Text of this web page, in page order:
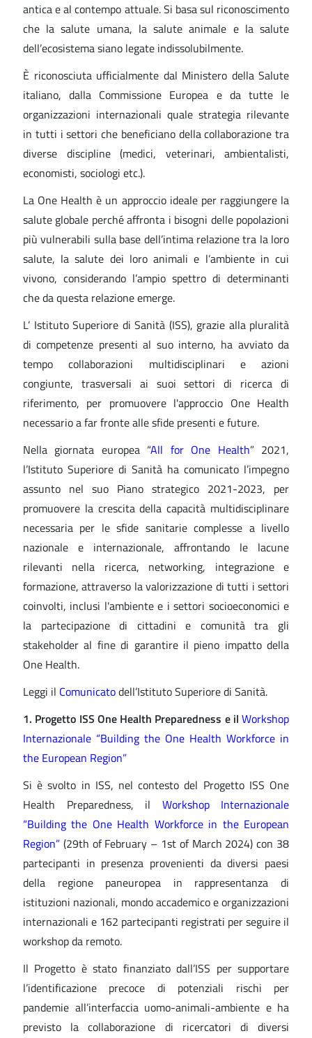
antica e al contempo attuale. Si basa sul riconoscimento
che la salute umana, la salute animale e la salute
dell’ecosistema siano legate indissolubilmente.
È riconosciuta ufficialmente dal Ministero della Salute
italiano, dalla Commissione Europea e da tutte le
organizzazioni internazionali quale strategia rilevante
in tutti i settori che beneficiano della collaborazione tra
diverse discipline (medici, veterinari, ambientalisti,
economisti, sociologi etc.).
La One Health è un approccio ideale per raggiungere la
salute globale perché affronta i bisogni delle popolazioni
più vulnerabili sulla base dell’intima relazione tra la loro
salute, la salute dei loro animali e l’ambiente in cui
vivono, considerando l’ampio spettro di determinanti
che da questa relazione emerge.
L’ Istituto Superiore di Sanità (ISS), grazie alla pluralità
di competenze presenti al suo interno, ha avviato da
tempo collaborazioni multidisciplinari e azioni
congiunte, trasversali ai suoi settori di ricerca di
riferimento, per promuovere l'approccio One Health
necessario a far fronte alle sfide presenti e future.
Nella giornata europea “All for One Health” 2021,
l’Istituto Superiore di Sanità ha comunicato l’impegno
assunto nel suo Piano strategico 2021-2023, per
promuovere la crescita della capacità multidisciplinare
necessaria per le sfide sanitarie complesse a livello
nazionale e internazionale, affrontando le lacune
rilevanti nella ricerca, networking, integrazione e
formazione, attraverso la valorizzazione di tutti i settori
coinvolti, inclusi l'ambiente e i settori socioeconomici e
la partecipazione di cittadini e comunità tra gli
stakeholder al fine di garantire il pieno impatto della
One Health.
Leggi il Comunicatodell’Istituto Superiore di Sanità.
1. Progetto ISS One Health Preparedness e il Workshop
Internazionale “Building the One Health Workforce in
the European Region”
Si è svolto in ISS, nel contesto del Progetto ISS One
Health Preparedness, il Workshop Internazionale
“Building the One Health Workforce in the European
Region” (29th of February – 1st of March 2024) con 38
partecipanti in presenza provenienti da diversi paesi
della regione paneuropea in rappresentanza di
istituzioni nazionali, mondo accademico e organizzazioni
internazionali e 162 partecipanti registrati per seguire il
workshop da remoto.
Il Progetto è stato finanziato dall’ISS per supportare
l’identificazione precoce di potenziali rischi per
pandemie all’interfaccia uomo-animali-ambiente e ha
previsto la collaborazione di ricercatori di diversi